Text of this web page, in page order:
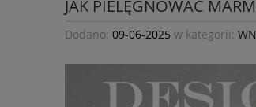
JAK PIELĘGNOWAĆ
Dodano: 09-06-2025 w kategorii: